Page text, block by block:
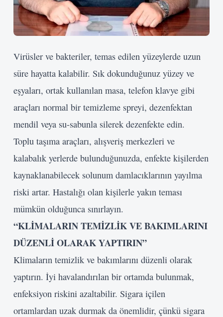
Virüsler ve bakteriler, temas edilen yüzeylerde uzun
süre hayatta kalabilir. Sık dokunduğunuz yüzey ve
eşyaları, ortak kullanılan masa, telefon klavye gibi
araçları normal bir temizleme spreyi, dezenfektan
mendil veya su-sabunla silerek dezenfekte edin.
Toplu taşıma araçları, alışveriş merkezleri ve
kalabalık yerlerde bulunduğunuzda, enfekte kişilerden
kaynaklanabilecek solunum damlacıklarının yayılma
riski artar. Hastalığı olan kişilerle yakın teması
mümkün olduğunca sınırlayın.
“KLİMALARIN TEMİZLİK VE BAKIMLARINI
DÜZENLİ OLARAK YAPTIRIN”
Klimaların temizlik ve bakımlarını düzenli olarak
yaptırın. İyi havalandırılan bir ortamda bulunmak,
enfeksiyon riskini azaltabilir. Sigara içilen
ortamlardan uzak durmak da önemlidir, çünkü sigara